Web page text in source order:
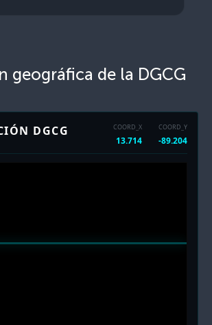
geográfica de la DGCG
DGCG COORD_X
13.714
COORD_Y
-89.204